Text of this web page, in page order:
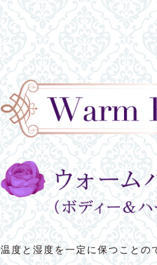
温度と湿度を一定に保つことの